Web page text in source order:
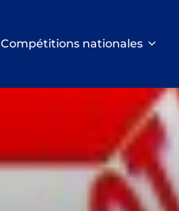
Compétitions nationales